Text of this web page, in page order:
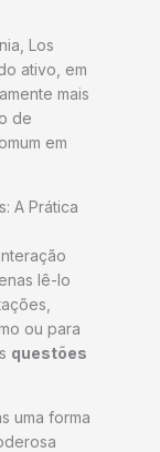
Los
ativo, em
mais
de
em
A Prática
lê-lo
ou para
questões
uma forma